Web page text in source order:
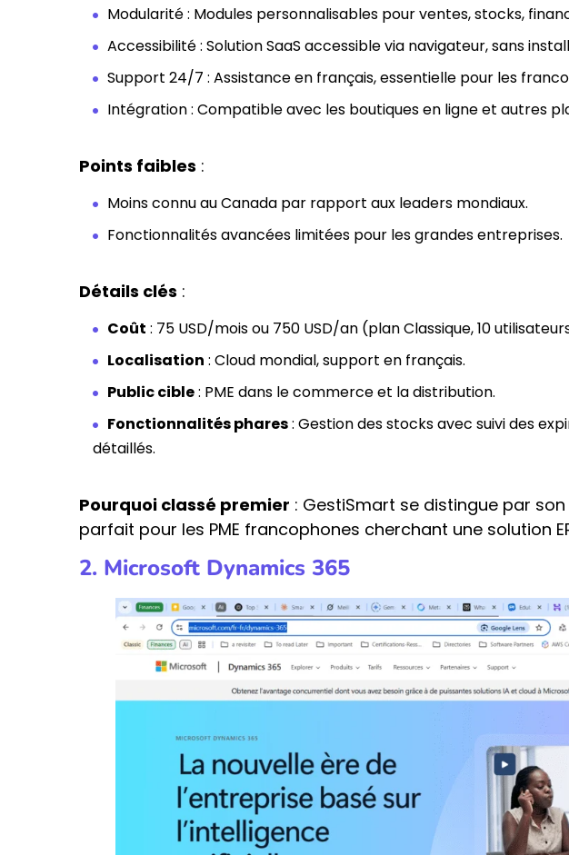
Modularité : Modules personnalisables pour ventes, stocks,
Accessibilité : Solution SaaS accessible via navigateur, sans
Support 24/7 : Assistance en français, essentielle pour les
Intégration : Compatible avec les boutiques en ligne et autres
Points faibles :
Moins connu au Canada par rapport aux leaders mondiaux.
Fonctionnalités avancées limitées pour les grandes entreprises.
Détails clés :
Coût : 75 USD/mois ou 750 USD/an (plan Classique, 10
Localisation : Cloud mondial, support en français.
Public cible: PME dans le commerce et la distribution.
Fonctionnalités phares: Gestion des stocks avec suivi des
détaillés.
Pourquoi classé premier : GestiSmart se distingue par
parfait pour les PME francophones cherchant une solution
2. Microsoft Dynamics 365